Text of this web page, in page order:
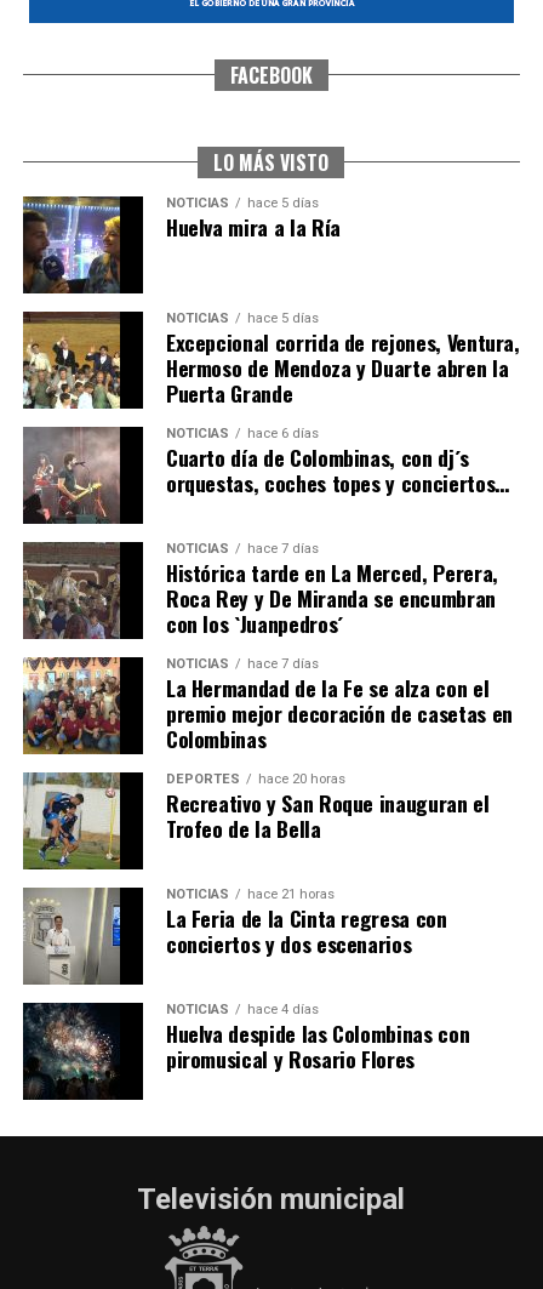
SEXTA CORRIDA DE LAS FIESTAS COLOMBINAS
6º DÍA DE LAS FIESTAS COLOMBINAS 2026
hace 4 días Huelvatv
QUINTA CORRIDA DE LAS FIESTAS COLOMBINAS
2026
hace 5 días· Huelvatv
FACEBOOK
LO MÁS VISTO
NOTICIAS hace 5 días
Huelva mira a la Ría
NOTICIAS hace 5 días
Excepcional corrida de rejones, Ventura,
Hermoso de Mendoza y Duarte abren la
Puerta Grande
NOTICIAS hace 6 días
Cuarto día de Colombinas, con dj´s
orquestas, coches topes y conciertos…
NOTICIAS hace 7 días
Histórica tarde en La Merced, Perera,
Roca Rey y De Miranda se encumbran
con los `Juanpedros´
NOTICIAS hace 7 días
La Hermandad de la Fe se alza con el
premio mejor decoración de casetas en
Colombinas
DEPORTES hace 20 horas
Recreativo y San Roque inauguran el
Trofeo de la Bella
NOTICIAS hace 21 horas
La Feria de la Cinta regresa con
conciertos y dos escenarios
NOTICIAS hace 4 días
Huelva despide las Colombinas con
piromusical y Rosario Flores
Televisión municipal